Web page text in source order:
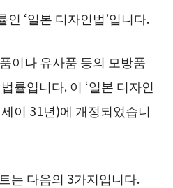
‘일본 디자인법’입니다.
이나 유사품 등의 모방품
률입니다. 이 ‘일본 디자인
이 31년)에 개정되었습니
는 다음의 3가지입니다.